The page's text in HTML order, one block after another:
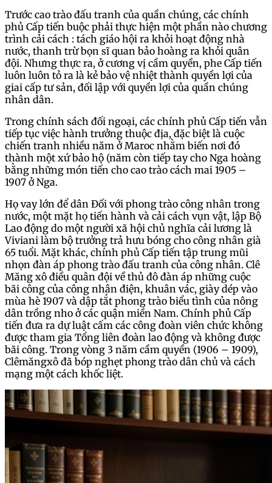
Trước cao trào đấu tranh của quần chúng, các chính
phủ Cấp tiến buộc phải thực hiện một phần nào chương
trình cải cách : tách giáo hội ra khỏi hoạt động nhà
nước, thanh trừ bọn sĩ quan bảo hoàng ra khỏi quân
đội. Nhưng thực ra, ở cương vị cầm quyền, phe Cấp tiến
luôn luôn tỏ ra là kẻ bảo vệ nhiệt thành quyền lợi của
giai cấp tư sản, đối lập với quyền lợi của quần chúng
nhân dân.
Trong chính sách đối ngoại, các chính phủ Cấp tiến vẫn
tiếp tục việc hành trưởng thuộc địa, đặc biệt là cuộc
chiến tranh nhiều năm ở Maroc nhằm biến nơi đó
thành một xứ bảo hộ (năm còn tiếp tay cho Nga hoàng
bằng những món tiến cho cao trào cách mai 1905 –
1907 ở Nga.
Họ vay lớn để dân Đối với phong trào công nhân trong
nước, một mặt họ tiến hành và cải cách vụn vật, lập Bộ
Lao động do một người xã hội chủ nghĩa cải lương là
Viviani làm bộ trưởng trả hưu bóng cho công nhân già
65 tuổi. Mặt khác, chính phủ Cấp tiến tập trung mũi
nhọn đàn áp phong trào đấu tranh của công nhân. Clê
Măng xô điều quân đội về thủ đô đàn áp những cuộc
bãi công của công nhân điện, khuân vác, giày dép vào
mùa hè 1907 và dập tắt phong trào biểu tình của nông
dân trồng nho ở các quận miền Nam. Chính phủ Cấp
tiến đưa ra dự luật cấm các công đoàn viên chức không
được tham gia Tổng liên đoàn lao động và không được
bãi công. Trong vòng 3 năm cầm quyền (1906 – 1909),
Clêmăngxô đã bóp nghẹt phong trào dân chủ và cách
mạng một cách khốc liệt.